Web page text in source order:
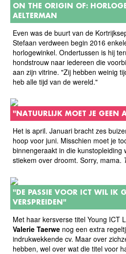
ON THE ORIGIN OF:
AELTERMAN
Even was de buurt van de
Stefaan verdween begin 2016
horlogewinkel. Ondertussen is hij
hondstrouw naar iedereen die
aan zijn vitrine. "Zij hebben weinig
heb alle tijd van de wereld."
"NATUURLIJK MOET JE GEEN
Het is april. Januari bracht zes
hoop voor juni. Misschien moet je
binnengeraakt in die kunstopleiding
stiekem over droomt. Sorry, mama.
"DE PASSIE VOOR ICT WIL IK
VERSPREIDEN"
Met haar kersverse titel Young ICT
Valerie Taerwe nog een extra
indrukwekkende cv. Maar over
hebben, wel over wat die titel voor